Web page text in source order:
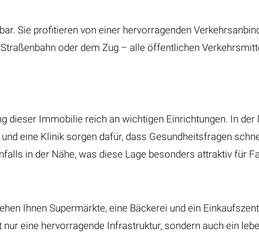
Sie profitieren von einer hervorragenden
oder dem Zug – alle öffentlichen
dieser Immobilie reich an wichtigen Einrichtungen. In
eine Klinik sorgen dafür, dass Gesundheitsfragen
in der Nähe, was diese Lage besonders attraktiv für
Ihnen Supermärkte, eine Bäckerei und ein
eine hervorragende Infrastruktur, sondern auch ein